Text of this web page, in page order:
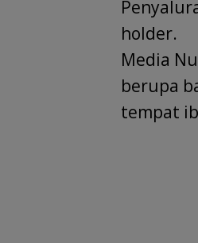
holder.
Media
berupa
tempat